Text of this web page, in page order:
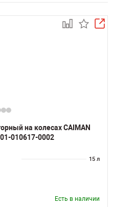
на колесах CAIMAN
010617-0002
15 л
Есть в наличии